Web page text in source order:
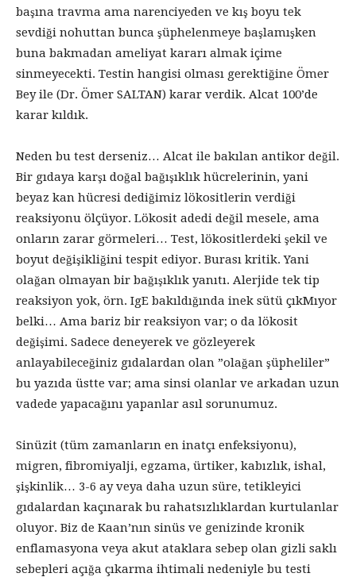
başına travma ama narenciyeden ve kış boyu tek
sevdiği nohuttan bunca şüphelenmeye başlamışken
buna bakmadan ameliyat kararı almak içime
sinmeyecekti. Testin hangisi olması gerektiğine Ömer
Bey ile (Dr. Ömer SALTAN) karar verdik. Alcat 100’de
karar kıldık.
Neden bu test derseniz… Alcat ile bakılan antikor değil.
Bir gıdaya karşı doğal bağışıklık hücrelerinin, yani
beyaz kan hücresi dediğimiz lökositlerin verdiği
reaksiyonu ölçüyor. Lökosit adedi değil mesele, ama
onların zarar görmeleri… Test, lökositlerdeki şekil ve
boyut değişikliğini tespit ediyor. Burası kritik. Yani
olağan olmayan bir bağışıklık yanıtı. Alerjide tek tip
reaksiyon yok, örn. IgE bakıldığında inek sütü çıkMıyor
belki… Ama bariz bir reaksiyon var; o da lökosit
değişimi. Sadece deneyerek ve gözleyerek
anlayabileceğiniz gıdalardan olan ”olağan şüpheliler”
bu yazıda üstte var; ama sinsi olanlar ve arkadan uzun
vadede yapacağını yapanlar asıl sorunumuz.
Sinüzit (tüm zamanların en inatçı enfeksiyonu),
migren, fibromiyalji, egzama, ürtiker, kabızlık, ishal,
şişkinlik… 3-6 ay veya daha uzun süre, tetikleyici
gıdalardan kaçınarak bu rahatsızlıklardan kurtulanlar
oluyor. Biz de Kaan’nın sinüs ve genizinde kronik
enflamasyona veya akut ataklara sebep olan gizli saklı
sebepleri açığa çıkarma ihtimali nedeniyle bu testi